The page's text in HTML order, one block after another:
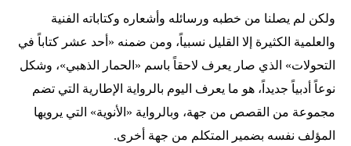
ولكن لم يصلنا من خطبه ورسائله وأشعاره وكتاباته الفنية
والعلمية الكثيرة إلا القليل نسبياً، ومن ضمنه «أحد عشر كتاباً في
التحولات» الذي صار يعرف لاحقاً باسم «الحمار الذهبي»، وشكل
نوعاً أدبياً جديداً، هو ما يعرف اليوم بالرواية الإطارية التي تضم
مجموعة من القصص من جهة، وبالرواية «الأنوية» التي يرويها
المؤلف نفسه بضمير المتكلم من جهة أخرى.